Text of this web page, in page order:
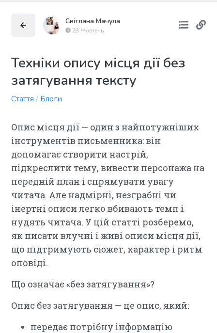
Світлана Мачула
28 Жовтень
Техніки опису місця дії без
затягування тексту
Стаття / Блоги
Опис місця дії — один з найпотужніших
інструментів письменника: він
допомагає створити настрій,
підкреслити тему, вивести персонажа на
передній план і спрямувати увагу
читача. Але надмірні, незграбні чи
інертні описи легко вбивають темп і
нудять читача. У цій статті розберемо,
як писати влучні і живі описи місця дії,
що підтримують сюжет, характер і ритм
оповіді.
Що означає «без затягування»?
Опис без затягування — це опис, який:
передає потрібну інформацію